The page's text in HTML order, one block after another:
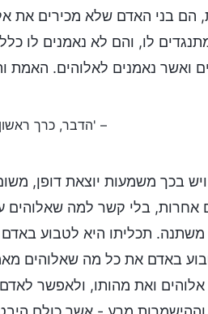
הם בני האדם שלא מכירים את
לו, והם לא נאמנים לו
ואשר נאמנים לאלוהים. האמת
– 'הדבר, כרך
בכך משמעות יוצאת דופן,
אחרות, בלי קשר למה שאלוהים
משתנה. תכליתו היא לטבוע
באדם את כל מה שאלוהים
ואת מהותו, ולאפשר לאדם